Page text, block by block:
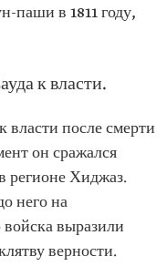
паши в 1811 году,
к власти.
после смерти
он сражался
регионе Хиджаз.
него на
выразили
верности.